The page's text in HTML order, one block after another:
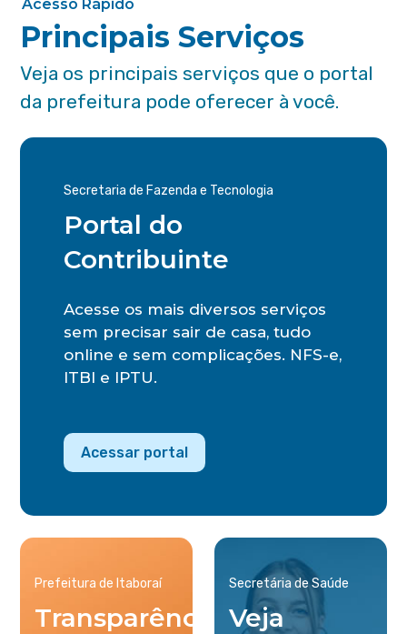
Acesso Rápido
Principais Serviços
Veja os principais serviços que o portal
da prefeitura pode oferecer à você.
Secretaria de Fazenda e Tecnologia
Portal do
Contribuinte
Acesse os mais diversos serviços
sem precisar sair de casa, tudo
online e sem complicações. NFS-e,
ITBI e IPTU.
Acessar portal
Prefeitura de Itaboraí
Transparência
Secretária de Saúde
Veja